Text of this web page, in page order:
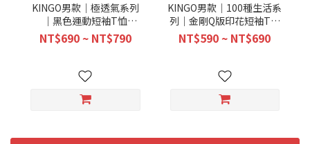
KINGO男款｜極透氣系列
｜黑色運動短袖T恤
611607
NT$690 ~ NT$790
KINGO男款｜100種生活系
列｜金剛Q版印花短袖T恤
611161
NT$590 ~ NT$690